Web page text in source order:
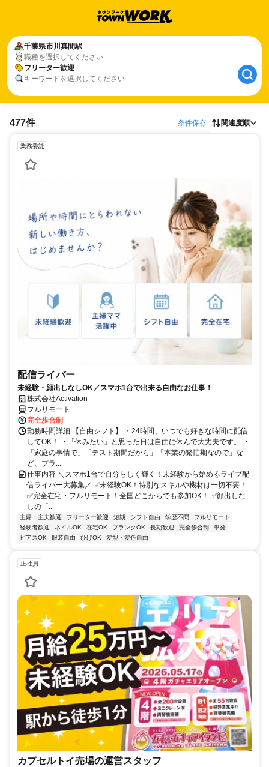
千葉県市川真間駅
職種を選択してください
フリーター歓迎
キーワードを選択してください
477件 条件保存 関連度順
業務委託
配信ライバー
未経験・顔出しなしOK／スマホ1台で出来る自由なお仕事！
株式会社Activation
フルリモート
完全歩合制
勤務時間詳細 【自由シフト】 ・24時間、いつでも好きな時間に配信
してOK！ ・「休みたい」と思った日は自由に休んで大丈夫です。 ・
「家庭の事情で」「テスト期間だから」「本業の繁忙期なので」な
ど、プラ...
仕事内容 ＼スマホ1台で自分らしく輝く！未経験から始めるライブ配
信ライバー大募集／ ✅未経験OK！特別なスキルや機材は一切不要！
✅完全在宅・フルリモート！全国どこからでも参加OK！ ✅顔出しな
しの「...
主婦・主夫歓迎 フリーター歓迎 短期 シフト自由 学歴不問
フルリモート
経験者歓迎
ネイルOK 在宅OK ブランクOK 長期歓迎 完全歩合制
単発
ピアスOK
服装自由 ひげOK 髪型・髪色自由
正社員
カプセルトイ売場の運営スタッフ